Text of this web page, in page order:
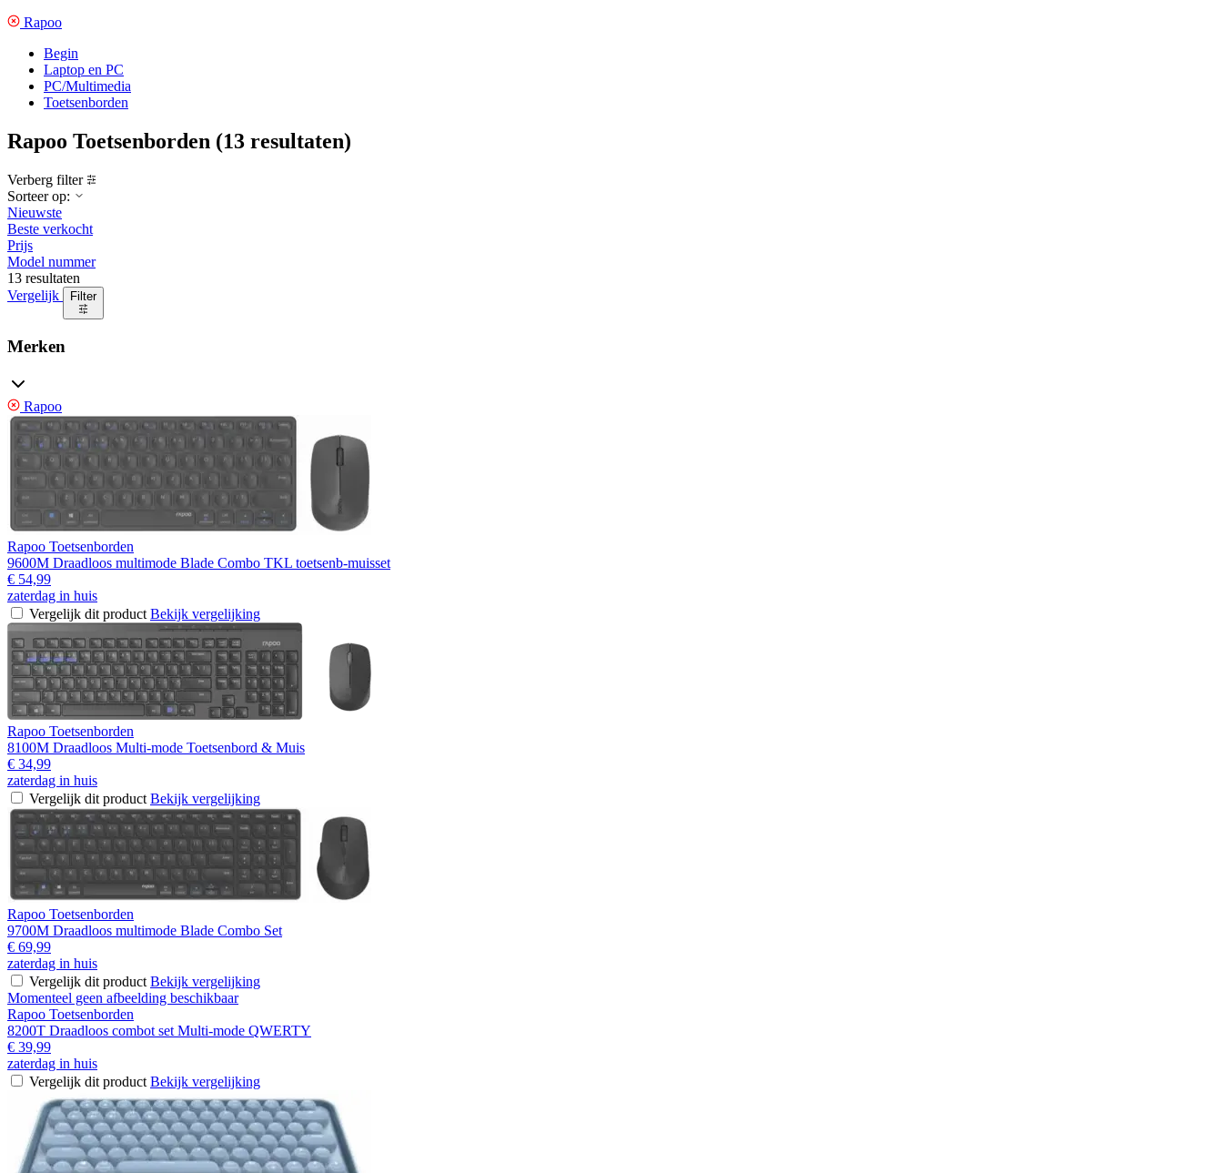
Rapoo
Begin
Laptop en PC
PC/Multimedia
Toetsenborden
Rapoo Toetsenborden (13 resultaten)
Verberg filter
Sorteer op:
Nieuwste
Beste verkocht
Prijs
Model nummer
13 resultaten
Vergelijk
Filter
Merken
Rapoo
Rapoo Toetsenborden
9600M Draadloos multimode Blade Combo TKL toetsenb-muisset
€ 54,99
zaterdag in huis
Vergelijk dit product Bekijk vergelijking
Rapoo Toetsenborden
8100M Draadloos Multi-mode Toetsenbord & Muis
€ 34,99
zaterdag in huis
Vergelijk dit product Bekijk vergelijking
Rapoo Toetsenborden
9700M Draadloos multimode Blade Combo Set
€ 69,99
zaterdag in huis
Vergelijk dit product Bekijk vergelijking
Momenteel geen afbeelding beschikbaar
Rapoo Toetsenborden
8200T Draadloos combot set Multi-mode QWERTY
€ 39,99
zaterdag in huis
Vergelijk dit product Bekijk vergelijking